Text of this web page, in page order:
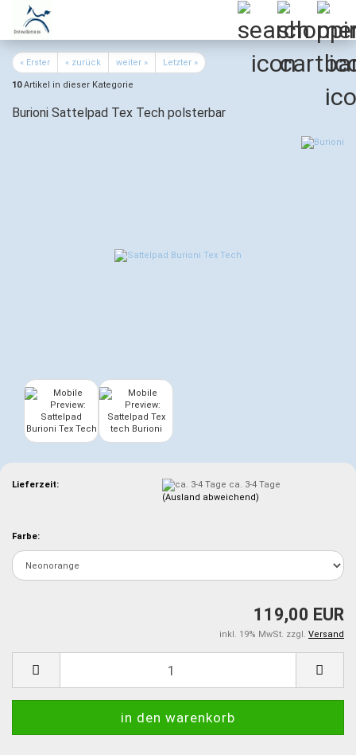
« Erster « zurück weiter » Letzter »
10Artikel in dieser Kategorie
Burioni Sattelpad Tex Tech polsterbar
Lieferzeit:
ca. 3-4 Tage
(Ausland abweichend)
Farbe:
119,00 EUR
inkl. 19% MwSt. zzgl. Versand